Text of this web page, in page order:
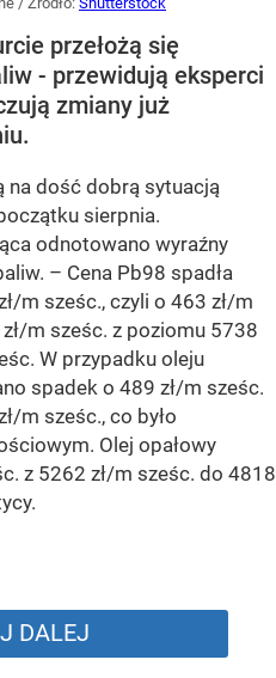
przełożą się
- przewidują eksperci
zmiany już
na dość dobrą sytuacją
sierpnia.
odnotowano wyraźny
– Cena Pb98 spadła
m sześc., czyli o 463 zł/m
m sześc. z poziomu 5738
W przypadku oleju
spadek o 489 zł/m sześc.
m sześc., co było
Olej opałowy
z 5262 zł/m sześc. do 4818
DALEJ